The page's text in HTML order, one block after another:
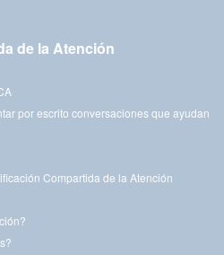
de la Atención
por escrito conversaciones que ayudan
Compartida de la Atención